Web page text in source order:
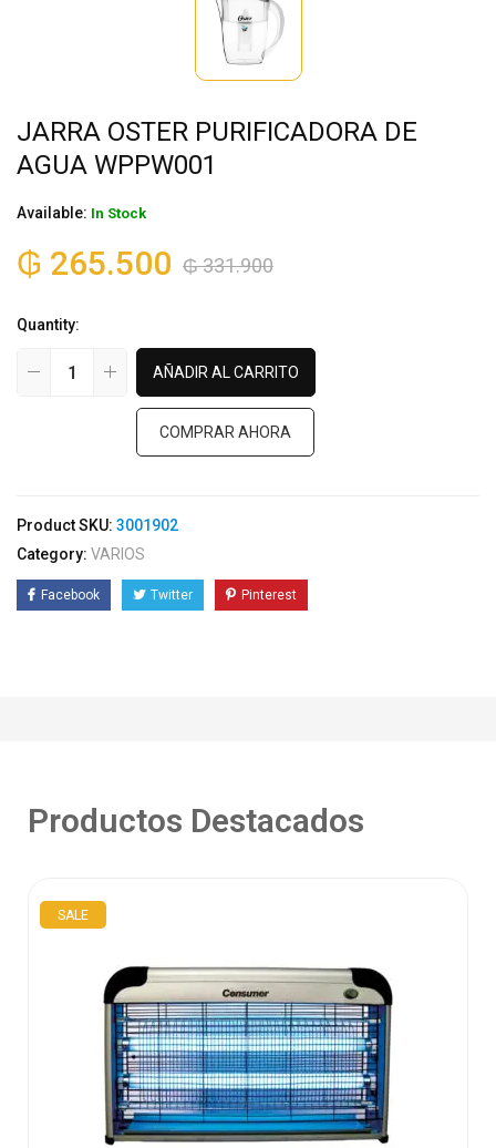
JARRA OSTER PURIFICADORA DE
AGUA WPPW001
Available: In Stock
₲331.900
₲ 265.500
Quantity:
AÑADIR AL CARRITO
COMPRAR AHORA
Product SKU: 3001902
Category: VARIOS
Facebook Twitter Pinterest
Productos Destacados
SALE